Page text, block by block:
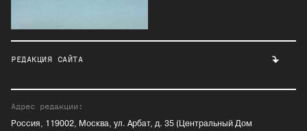
РЕДАКЦИЯ САЙТА
Адрес редакции:
Россия, 119002, Москва, ул. Арбат, д. 35 (Центральный Дом